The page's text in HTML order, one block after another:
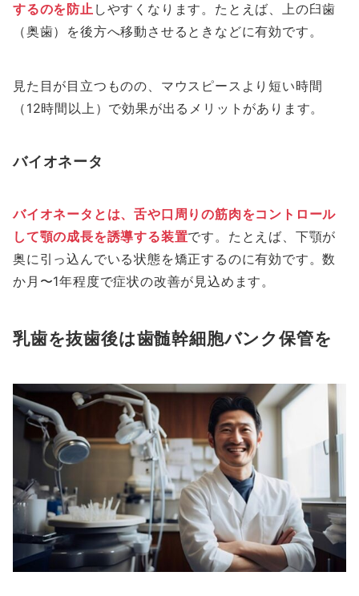
するのを防止 しやすくなります。たとえば、上の臼歯
（奥歯）を後方へ移動させるときなどに有効です。
見た目が目立つものの、マウスピースより短い時間
（12時間以上）で効果が出るメリットがあります。
バイオネータ
バイオネータとは、舌や口周りの筋肉をコントロール
して顎の成長を誘導する装置です。たとえば、下顎が
奥に引っ込んでいる状態を矯正するのに有効です。数
か月〜1年程度で症状の改善が見込めます。
乳歯を抜歯後は歯髄幹細胞バンク保管を